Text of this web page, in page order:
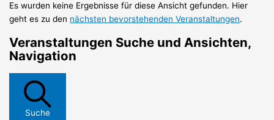
Es wurden keine Ergebnisse für diese Ansicht gefunden. Hier
geht es zu den nächsten bevorstehenden Veranstaltungen.
Veranstaltungen Suche und Ansichten,
Navigation
Suche